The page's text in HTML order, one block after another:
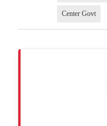
Center Govt